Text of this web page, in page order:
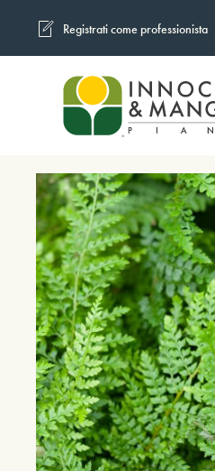
Skip to main content
Registrati come professionista